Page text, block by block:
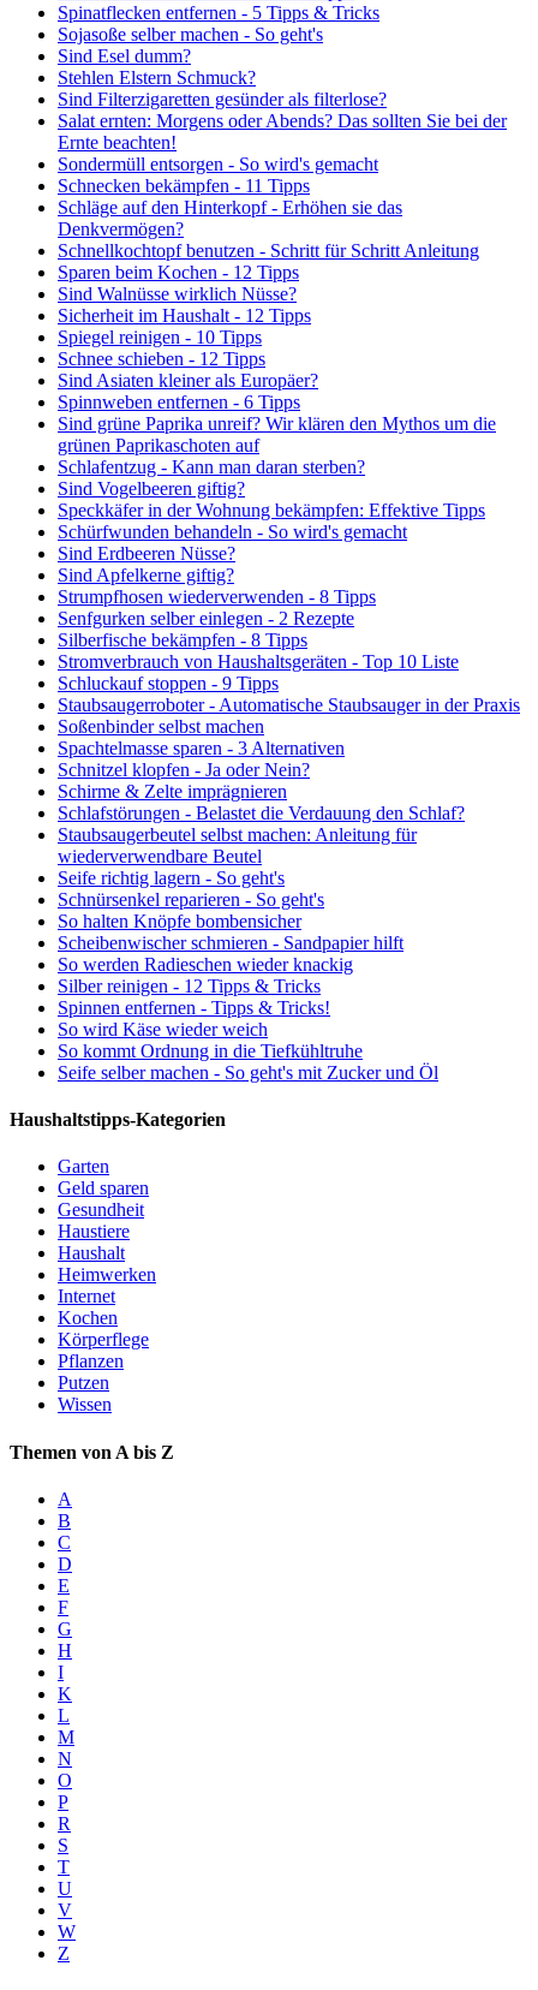
Spinatflecken entfernen - 5 Tipps & Tricks
Sojasoße selber machen - So geht's
Sind Esel dumm?
Stehlen Elstern Schmuck?
Sind Filterzigaretten gesünder als filterlose?
Salat ernten: Morgens oder Abends? Das sollten Sie bei der
Ernte beachten!
Sondermüll entsorgen - So wird's gemacht
Schnecken bekämpfen - 11 Tipps
Schläge auf den Hinterkopf - Erhöhen sie das
Denkvermögen?
Schnellkochtopf benutzen - Schritt für Schritt Anleitung
Sparen beim Kochen - 12 Tipps
Sind Walnüsse wirklich Nüsse?
Sicherheit im Haushalt - 12 Tipps
Spiegel reinigen - 10 Tipps
Schnee schieben - 12 Tipps
Sind Asiaten kleiner als Europäer?
Spinnweben entfernen - 6 Tipps
Sind grüne Paprika unreif? Wir klären den Mythos um die
grünen Paprikaschoten auf
Schlafentzug - Kann man daran sterben?
Sind Vogelbeeren giftig?
Speckkäfer in der Wohnung bekämpfen: Effektive Tipps
Schürfwunden behandeln - So wird's gemacht
Sind Erdbeeren Nüsse?
Sind Apfelkerne giftig?
Strumpfhosen wiederverwenden - 8 Tipps
Senfgurken selber einlegen - 2 Rezepte
Silberfische bekämpfen - 8 Tipps
Stromverbrauch von Haushaltsgeräten - Top 10 Liste
Schluckauf stoppen - 9 Tipps
Staubsaugerroboter - Automatische Staubsauger in der Praxis
Soßenbinder selbst machen
Spachtelmasse sparen - 3 Alternativen
Schnitzel klopfen - Ja oder Nein?
Schirme & Zelte imprägnieren
Schlafstörungen - Belastet die Verdauung den Schlaf?
Staubsaugerbeutel selbst machen: Anleitung für
wiederverwendbare Beutel
Seife richtig lagern - So geht's
Schnürsenkel reparieren - So geht's
So halten Knöpfe bombensicher
Scheibenwischer schmieren - Sandpapier hilft
So werden Radieschen wieder knackig
Silber reinigen - 12 Tipps & Tricks
Spinnen entfernen - Tipps & Tricks!
So wird Käse wieder weich
So kommt Ordnung in die Tiefkühltruhe
Seife selber machen - So geht's mit Zucker und Öl
Haushaltstipps-Kategorien
Garten
Geld sparen
Gesundheit
Haustiere
Haushalt
Heimwerken
Internet
Kochen
Körperflege
Pflanzen
Putzen
Wissen
Themen von A bis Z
A
B
C
D
E
F
G
H
I
K
L
M
N
O
P
R
S
T
U
V
W
Z